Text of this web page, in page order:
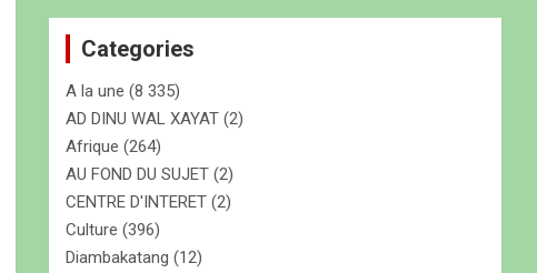
e
c
h
e
r
Categories
A la une (8 335)
AD DINU WAL XAYAT (2)
Afrique (264)
AU FOND DU SUJET (2)
CENTRE D'INTERET (2)
Culture (396)
Diambakatang (12)